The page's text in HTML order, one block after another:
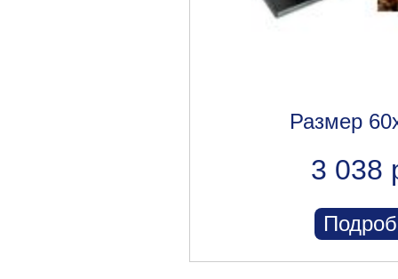
Размер
3 038